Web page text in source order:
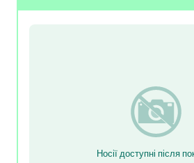
Носії доступні після